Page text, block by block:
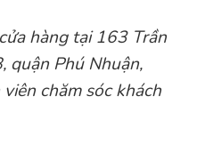
hàng tại 163 Trần
quận Phú Nhuận,
chăm sóc khách